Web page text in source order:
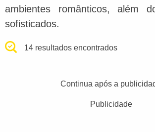
ambientes românticos, além
sofisticados.
14 resultados encontrados
Continua após a
Publicidade